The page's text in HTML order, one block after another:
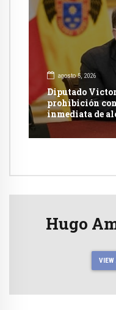
agosto 5, 2026
Diputado
prohibición
inmediata de
Hugo